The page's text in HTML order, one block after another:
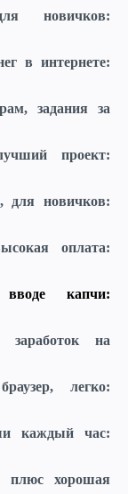
новичков:
в интернете:
задания за
проект:
для новичков:
оплата:
капчи:
на
легко:
каждый час:
плюс хорошая